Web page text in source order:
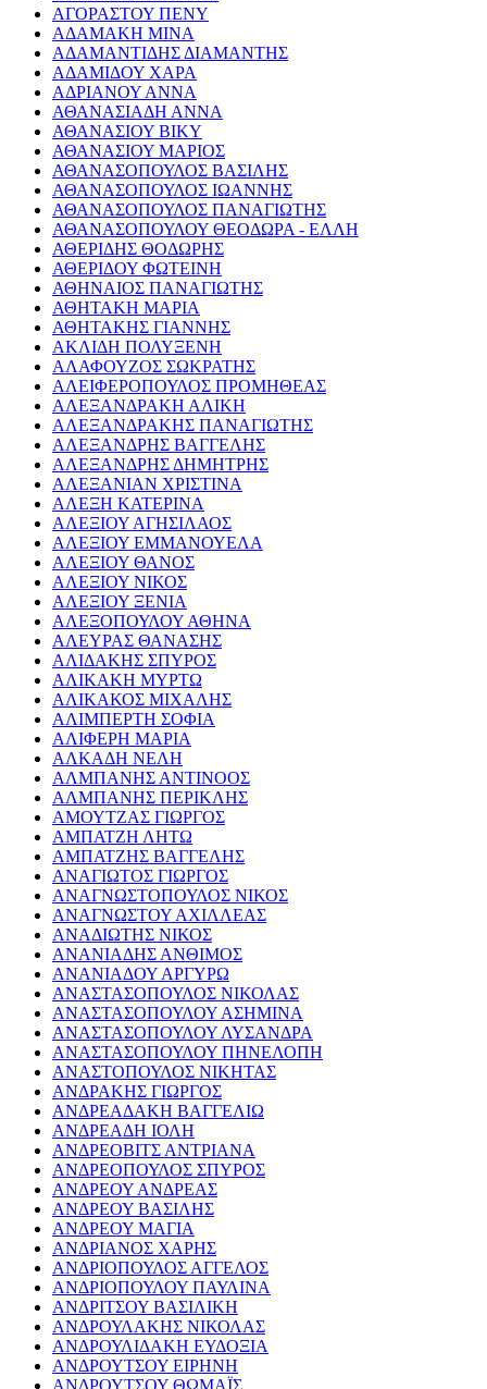
ΑΓΟΡΑΣΤΟΥ ΠΕΝΥ
ΑΔΑΜΑΚΗ ΜΙΝΑ
ΑΔΑΜΑΝΤΙΔΗΣ ΔΙΑΜΑΝΤΗΣ
ΑΔΑΜΙΔΟΥ ΧΑΡΑ
ΑΔΡΙΑΝΟΥ ΑΝΝΑ
ΑΘΑΝΑΣΙΑΔΗ ΑΝΝΑ
ΑΘΑΝΑΣΙΟΥ ΒΙΚΥ
ΑΘΑΝΑΣΙΟΥ ΜΑΡΙΟΣ
ΑΘΑΝΑΣΟΠΟΥΛΟΣ ΒΑΣΙΛΗΣ
ΑΘΑΝΑΣΟΠΟΥΛΟΣ ΙΩΑΝΝΗΣ
ΑΘΑΝΑΣΟΠΟΥΛΟΣ ΠΑΝΑΓΙΩΤΗΣ
ΑΘΑΝΑΣΟΠΟΥΛΟΥ ΘΕΟΔΩΡΑ - ΕΛΛΗ
ΑΘΕΡΙΔΗΣ ΘΟΔΩΡΗΣ
ΑΘΕΡΙΔΟΥ ΦΩΤΕΙΝΗ
ΑΘΗΝΑΙΟΣ ΠΑΝΑΓΙΩΤΗΣ
ΑΘΗΤΑΚΗ ΜΑΡΙΑ
ΑΘΗΤΑΚΗΣ ΓΙΑΝΝΗΣ
ΑΚΛΙΔΗ ΠΟΛΥΞΕΝΗ
ΑΛΑΦΟΥΖΟΣ ΣΩΚΡΑΤΗΣ
ΑΛΕΙΦΕΡΟΠΟΥΛΟΣ ΠΡΟΜΗΘΕΑΣ
ΑΛΕΞΑΝΔΡΑΚΗ ΑΛΙΚΗ
ΑΛΕΞΑΝΔΡΑΚΗΣ ΠΑΝΑΓΙΩΤΗΣ
ΑΛΕΞΑΝΔΡΗΣ ΒΑΓΓΕΛΗΣ
ΑΛΕΞΑΝΔΡΗΣ ΔΗΜΗΤΡΗΣ
ΑΛΕΞΑΝΙΑΝ ΧΡΙΣΤΙΝΑ
ΑΛΕΞΗ ΚΑΤΕΡΙΝΑ
ΑΛΕΞΙΟΥ ΑΓΗΣΙΛΑΟΣ
ΑΛΕΞΙΟΥ ΕΜΜΑΝΟΥΕΛΑ
ΑΛΕΞΙΟΥ ΘΑΝΟΣ
ΑΛΕΞΙΟΥ ΝΙΚΟΣ
ΑΛΕΞΙΟΥ ΞΕΝΙΑ
ΑΛΕΞΟΠΟΥΛΟΥ ΑΘΗΝΑ
ΑΛΕΥΡΑΣ ΘΑΝΑΣΗΣ
ΑΛΙΔΑΚΗΣ ΣΠΥΡΟΣ
ΑΛΙΚΑΚΗ ΜΥΡΤΩ
ΑΛΙΚΑΚΟΣ ΜΙΧΑΛΗΣ
ΑΛΙΜΠΕΡΤΗ ΣΟΦΙΑ
ΑΛΙΦΕΡΗ ΜΑΡΙΑ
ΑΛΚΑΔΗ ΝΕΛΗ
ΑΛΜΠΑΝΗΣ ΑΝΤΙΝΟΟΣ
ΑΛΜΠΑΝΗΣ ΠΕΡΙΚΛΗΣ
ΑΜΟΥΤΖΑΣ ΓΙΩΡΓΟΣ
ΑΜΠΑΤΖΗ ΛΗΤΩ
ΑΜΠΑΤΖΗΣ ΒΑΓΓΕΛΗΣ
ΑΝΑΓΙΩΤΟΣ ΓΙΩΡΓΟΣ
ΑΝΑΓΝΩΣΤΟΠΟΥΛΟΣ ΝΙΚΟΣ
ΑΝΑΓΝΩΣΤΟΥ ΑΧΙΛΛΕΑΣ
ΑΝΑΔΙΩΤΗΣ ΝΙΚΟΣ
ΑΝΑΝΙΑΔΗΣ ΑΝΘΙΜΟΣ
ΑΝΑΝΙΑΔΟΥ ΑΡΓΥΡΩ
ΑΝΑΣΤΑΣΟΠΟΥΛΟΣ ΝΙΚΟΛΑΣ
ΑΝΑΣΤΑΣΟΠΟΥΛΟΥ ΑΣΗΜΙΝΑ
ΑΝΑΣΤΑΣΟΠΟΥΛΟΥ ΛΥΣΑΝΔΡΑ
ΑΝΑΣΤΑΣΟΠΟΥΛΟΥ ΠΗΝΕΛΟΠΗ
ΑΝΑΣΤΟΠΟΥΛΟΣ ΝΙΚΗΤΑΣ
ΑΝΔΡΑΚΗΣ ΓΙΩΡΓΟΣ
ΑΝΔΡΕΑΔΑΚΗ ΒΑΓΓΕΛΙΩ
ΑΝΔΡΕΑΔΗ ΙΟΛΗ
ΑΝΔΡΕΟΒΙΤΣ ΑΝΤΡΙΑΝΑ
ΑΝΔΡΕΟΠΟΥΛΟΣ ΣΠΥΡΟΣ
ΑΝΔΡΕΟΥ ΑΝΔΡΕΑΣ
ΑΝΔΡΕΟΥ ΒΑΣΙΛΗΣ
ΑΝΔΡΕΟΥ ΜΑΓΙΑ
ΑΝΔΡΙΑΝΟΣ ΧΑΡΗΣ
ΑΝΔΡΙΟΠΟΥΛΟΣ ΑΓΓΕΛΟΣ
ΑΝΔΡΙΟΠΟΥΛΟΥ ΠΑΥΛΙΝΑ
ΑΝΔΡΙΤΣΟΥ ΒΑΣΙΛΙΚΗ
ΑΝΔΡΟΥΛΑΚΗΣ ΝΙΚΟΛΑΣ
ΑΝΔΡΟΥΛΙΔΑΚΗ ΕΥΔΟΞΙΑ
ΑΝΔΡΟΥΤΣΟΥ ΕΙΡΗΝΗ